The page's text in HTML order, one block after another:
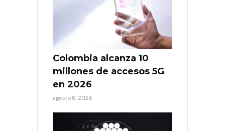
Colombia alcanza 10
millones de accesos 5G
en 2026
agosto 8, 2026